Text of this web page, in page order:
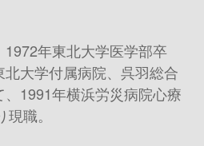
1972年東北大学医学部卒
大学付属病院、呉羽総合
1991年横浜労災病院心療
職。